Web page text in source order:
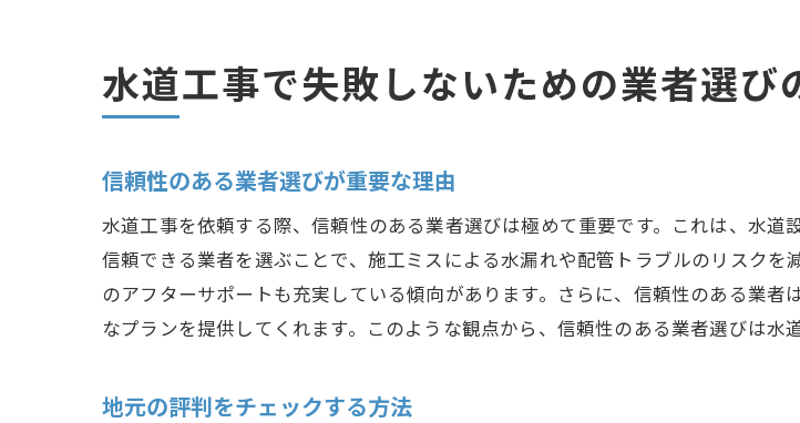
不安を解消するための
信頼できる水道工事業者の
契約前に確認すべき書類
追加料金の発生を防ぐ
保証内容の確認方法
業者との良好な関係の
水道工事で失敗しないための業者選び
信頼性のある業者選びが重要な理由
水道工事を依頼する際、信頼性のある業者選びは極めて重要です。これは、水道
信頼できる業者を選ぶことで、施工ミスによる水漏れや配管トラブルのリスク
のアフターサポートも充実している傾向があります。さらに、信頼性のある業
なプランを提供してくれます。このような観点から、信頼性のある業者選びは水
地元の評判をチェックする方法